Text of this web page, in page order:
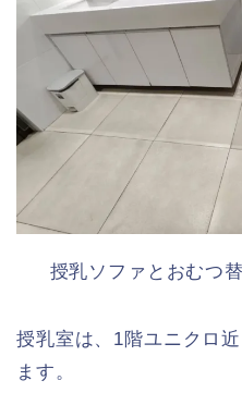
授乳ソファとおむつ
授乳室は、1階ユニクロ
ます。